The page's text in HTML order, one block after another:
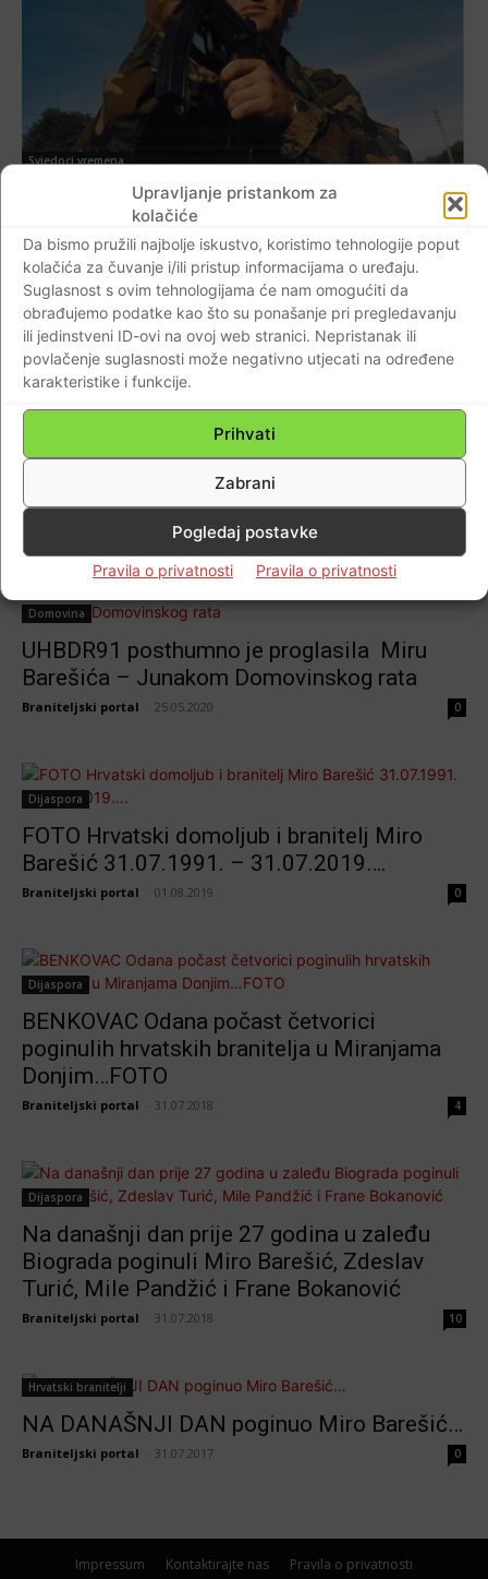
Upravljanje pristankom za
kolačiće
Da bismo pružili najbolje iskustvo, koristimo tehnologije poput
kolačića za čuvanje i/ili pristup informacijama o uređaju.
Suglasnost s ovim tehnologijama će nam omogućiti da
obrađujemo podatke kao što su ponašanje pri pregledavanju
ili jedinstveni ID-ovi na ovoj web stranici. Nepristanak ili
povlačenje suglasnosti može negativno utjecati na određene
karakteristike i funkcije.
Prihvati
Zabrani
Pogledaj postavke
Pravila o privatnosti Pravila o privatnosti
Svjedoci vremena
(FOTO-VIDEO) Na današnji dan 1991. pod
sumnjivim okolnostima poginuo Hrvatski
vitez Miro Barešić…Položeni vijenci i
upaljene svijeće na godišnjicu pogibije…
Braniteljski portal - 31.07.2021 0
Nema ga, a kao da je s nama !…Za hrvatske
branitelje bio je i ostao – Junak
Domovina
UHBDR91 posthumno je proglasila Miru
Barešića – Junakom Domovinskog rata
Braniteljski portal 25.05.2020 0
Dijaspora
FOTO Hrvatski domoljub i branitelj Miro
Barešić 31.07.1991. – 31.07.2019….
Braniteljski portal 01.08.2019 0
Dijaspora
BENKOVAC Odana počast četvorici
poginulih hrvatskih branitelja u Miranjama
Donjim…FOTO
Braniteljski portal 31.07.2018 4
Dijaspora
Na današnji dan prije 27 godina u zaleđu
Biograda poginuli Miro Barešić, Zdeslav
Turić, Mile Pandžić i Frane Bokanović
Braniteljski portal 31.07.2018 10
Hrvatski branitelji
NA DANAŠNJI DAN poginuo Miro Barešić…
Braniteljski portal 31.07.2017 0
Impressum Kontaktirajte nas Pravila o privatnosti